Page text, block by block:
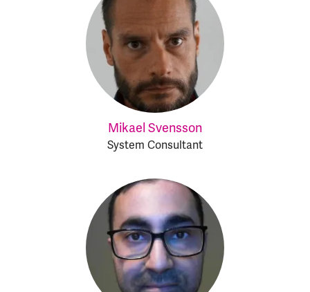
Mikael Svensson
System Consultant